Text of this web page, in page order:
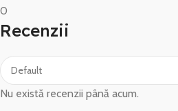
0
Recenzii
Nu există recenzii până acum.